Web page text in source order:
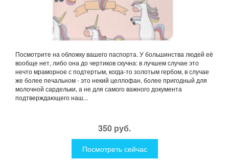
Посмотрите на обложку вашего паспорта. У большинства людей её
вообще нет, либо она до чертиков скучна: в лучшем случае это
нечто мраморное с подтертым, когда-то золотым гербом, в случае
же более печальном - это некий целлофан, более пригодный для
молочной сардельки, а не для самого важного документа
подтверждающего наш...
350 руб.
Посмотреть сейчас